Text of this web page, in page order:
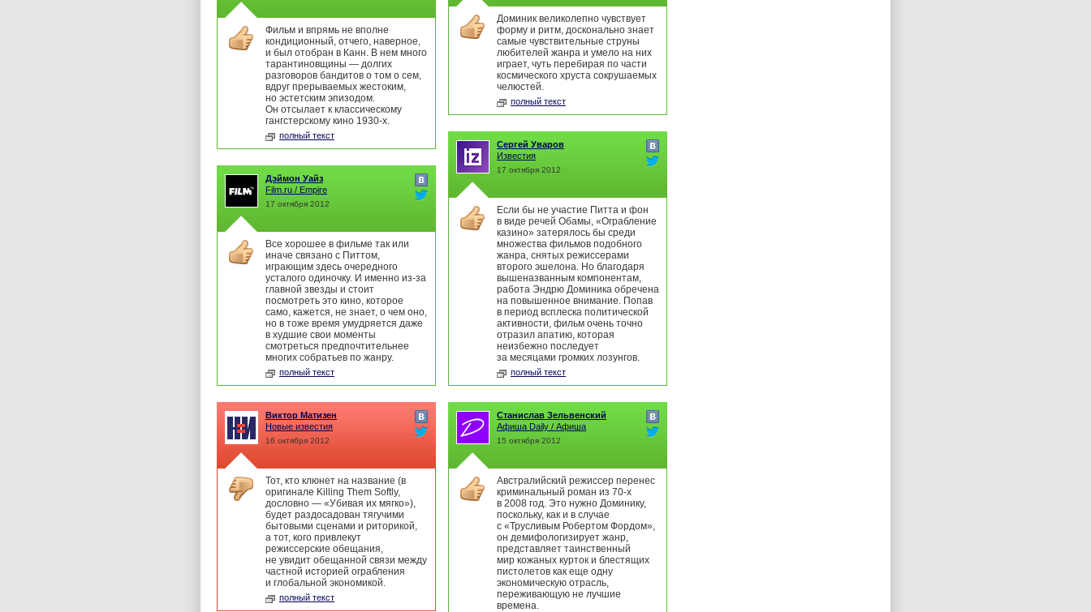
Доминик великолепно чувствует
форму и ритм, досконально знает
самые чувствительные струны
любителей жанра и умело на них
играет, чуть перебирая по части
космического хруста сокрушаемых
челюстей.
полный текст
Фильм и впрямь не вполне
кондиционный, отчего, наверное,
и был отобран в Канн. В нем много
тарантиновщины — долгих
разговоров бандитов о том о сем,
вдруг прерываемых жестоким,
но эстетским эпизодом.
Он отсылает к классическому
гангстерскому кино 1930-х.
полный текст
Сергей Уваров
Известия
17 октября 2012
Если бы не участие Питта и фон
в виде речей Обамы, «Ограбление
казино» затерялось бы среди
множества фильмов подобного
жанра, снятых режиссерами
второго эшелона. Но благодаря
вышеназванным компонентам,
работа Эндрю Доминика обречена
на повышенное внимание. Попав
в период всплеска политической
активности, фильм очень точно
отразил апатию, которая
неизбежно последует
за месяцами громких лозунгов.
полный текст
Дэймон Уайз
Film.ru / Empire
17 октября 2012
Все хорошее в фильме так или
иначе связано с Питтом,
играющим здесь очередного
усталого одиночку. И именно из-за
главной звезды и стоит
посмотреть это кино, которое
само, кажется, не знает, о чем оно,
но в тоже время умудряется даже
в худшие свои моменты
смотреться предпочтительнее
многих собратьев по жанру.
полный текст
Виктор Матизен
Новые известия
16 октября 2012
Тот, кто клюнет на название (в
оригинале Killing Them Softly,
дословно — «Убивая их мягко»),
будет раздосадован тягучими
бытовыми сценами и риторикой,
а тот, кого привлекут
режиссерские обещания,
не увидит обещанной связи между
частной историей ограбления
и глобальной экономикой.
полный текст
Станислав Зельвенский
Афиша Daily / Афиша
15 октября 2012
Австралийский режиссер перенес
криминальный роман из 70-х
в 2008 год. Это нужно Доминику,
поскольку, как и в случае
с «Трусливым Робертом Фордом»,
он демифологизирует жанр,
представляет таинственный
мир кожаных курток и блестящих
пистолетов как еще одну
экономическую отрасль,
переживающую не лучшие
времена.